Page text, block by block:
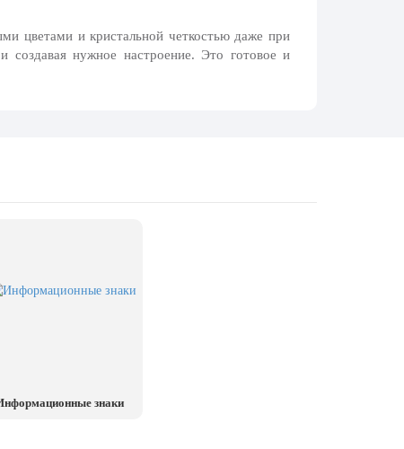
цветами и кристальной четкостью даже при
создавая нужное настроение. Это готовое и
знаки